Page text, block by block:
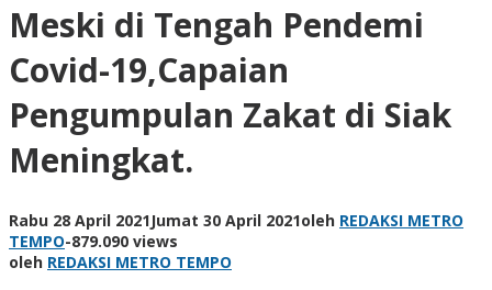
Meski di Tengah Pendemi
Covid-19,Capaian
Pengumpulan Zakat di Siak
Meningkat.
Rabu 28 April 2021Jumat 30 April 2021oleh REDAKSI METRO
TEMPO-879.090 views
oleh REDAKSI METRO TEMPO